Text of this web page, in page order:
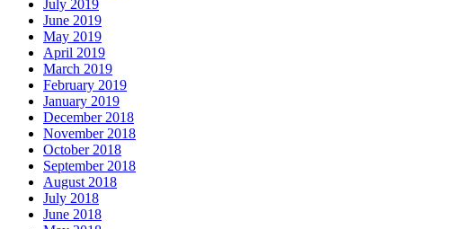
July 2019
June 2019
May 2019
April 2019
March 2019
February 2019
January 2019
December 2018
November 2018
October 2018
September 2018
August 2018
July 2018
June 2018